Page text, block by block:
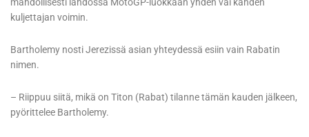
mahdollisesti lähdössä MotoGP-luokkaan yhden vai kahden
kuljettajan voimin.
Bartholemy nosti Jerezissä asian yhteydessä esiin vain Rabatin
nimen.
– Riippuu siitä, mikä on Titon (Rabat) tilanne tämän kauden jälkeen,
pyörittelee Bartholemy.